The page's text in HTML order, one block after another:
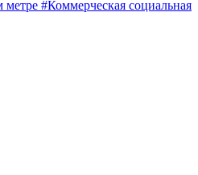
метре #Коммерческая социальная